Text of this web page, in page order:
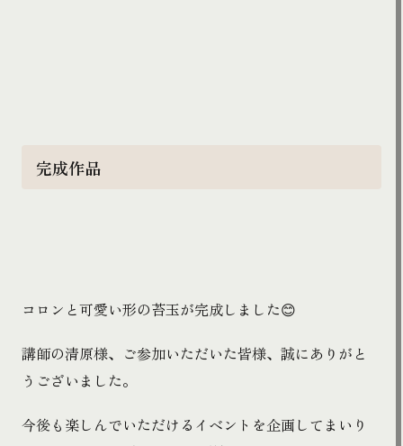
完成作品
コロンと可愛い形の苔玉が完成しました😊
講師の清原様、ご参加いただいた皆様、誠にありがと
うございました。
今後も楽しんでいただけるイベントを企画してまいり